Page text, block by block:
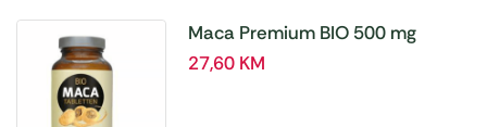
Maca Premium BIO 500 mg
tablete, a180 tbl – Hanoju
27,60 KM